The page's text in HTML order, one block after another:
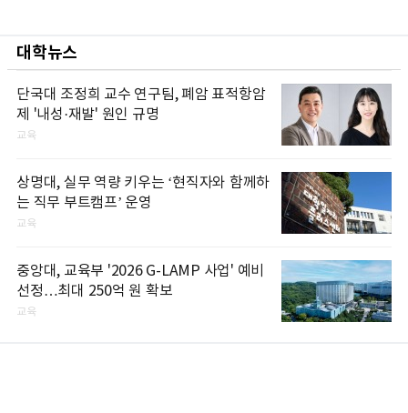
대학뉴스
단국대 조정희 교수 연구팀, 폐암 표적항암
제 '내성·재발' 원인 규명
교육
상명대, 실무 역량 키우는 ‘현직자와 함께하
는 직무 부트캠프’ 운영
교육
중앙대, 교육부 '2026 G-LAMP 사업' 예비
선정…최대 250억 원 확보
교육